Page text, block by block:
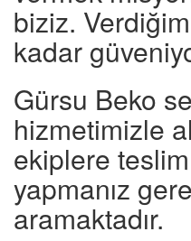
biziz.
kadar
Gürsu Beko
hizmetimizle
ekiplere
yapmanız
aramaktadır.